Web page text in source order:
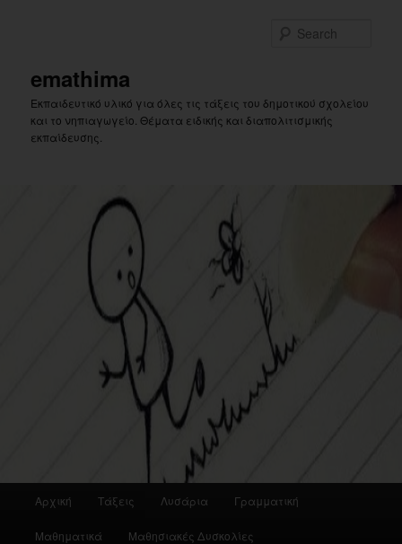
emathima
Εκπαιδευτικό υλικό για όλες τις τάξεις του δημοτικού σχολείου
και το νηπιαγωγείο. Θέματα ειδικής και διαπολιτισμικής
εκπαίδευσης.
Αρχική Τάξεις Λυσάρια Γραμματική
Μαθηματικά Μαθησιακές Δυσκολίες